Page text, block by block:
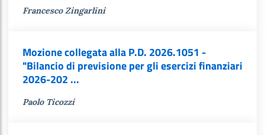
Francesco Zingarlini
Mozione collegata alla P.D. 2026.1051 -
"Bilancio di previsione per gli esercizi finanziari
2026-202 ...
Paolo Ticozzi